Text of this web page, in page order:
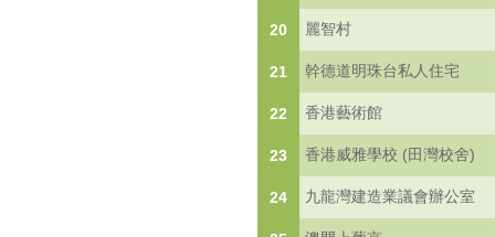
20 麗智村
21 幹德道明珠台私人住宅
22 香港藝術館
23 香港威雅學校 (田灣校舍)
24 九龍灣建造業議會辦公室